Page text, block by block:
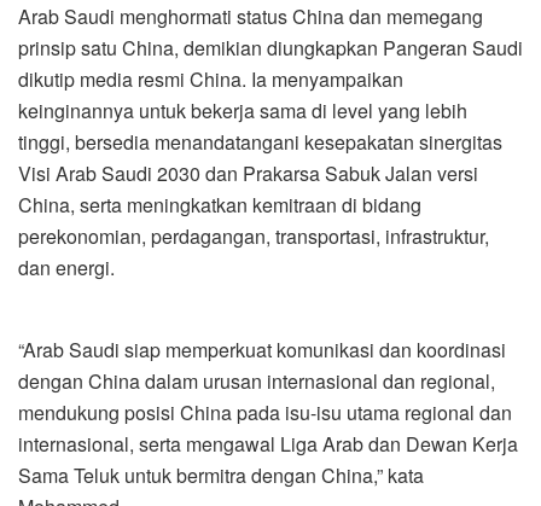
Arab Saudi menghormati status China dan memegang
prinsip satu China, demikian diungkapkan Pangeran Saudi
dikutip media resmi China. Ia menyampaikan
keinginannya untuk bekerja sama di level yang lebih
tinggi, bersedia menandatangani kesepakatan sinergitas
Visi Arab Saudi 2030 dan Prakarsa Sabuk Jalan versi
China, serta meningkatkan kemitraan di bidang
perekonomian, perdagangan, transportasi, infrastruktur,
dan energi.
“Arab Saudi siap memperkuat komunikasi dan koordinasi
dengan China dalam urusan internasional dan regional,
mendukung posisi China pada isu-isu utama regional dan
internasional, serta mengawal Liga Arab dan Dewan Kerja
Sama Teluk untuk bermitra dengan China,” kata